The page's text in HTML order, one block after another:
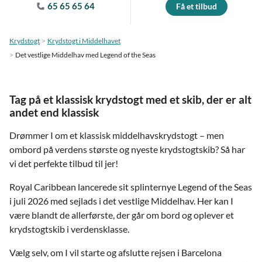
65 65 65 64 Få et tilbud
Krydstogt
Krydstogt i Middelhavet
Det vestlige Middelhav med Legend of the Seas
Tag på et klassisk krydstogt med et skib, der er alt
andet end klassisk
Drømmer I om et klassisk middelhavskrydstogt – men
ombord på verdens største og nyeste krydstogtskib? Så har
vi det perfekte tilbud til jer!
Royal Caribbean lancerede sit splinternye Legend of the Seas
i juli 2026 med sejlads i det vestlige Middelhav. Her kan I
være blandt de allerførste, der går om bord og oplever et
krydstogtskib i verdensklasse.
Vælg selv, om I vil starte og afslutte rejsen i Barcelona